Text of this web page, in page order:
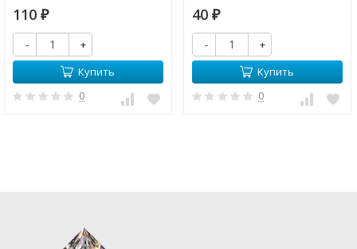
110 ₽
-
+
Купить
0
40 ₽
-
+
Купить
0